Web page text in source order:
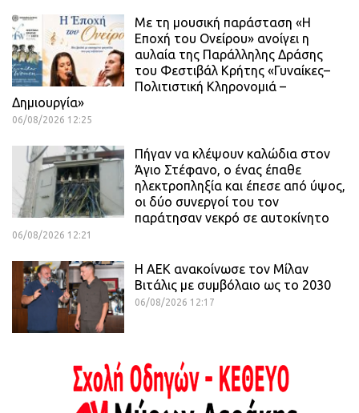
Με τη μουσική παράσταση «Η
Εποχή του Ονείρου» ανοίγει η
αυλαία της Παράλληλης Δράσης
του Φεστιβάλ Κρήτης «Γυναίκες–
Πολιτιστική Κληρονομιά –
Δημιουργία»
06/08/2026 12:25
Πήγαν να κλέψουν καλώδια στον
Άγιο Στέφανο, ο ένας έπαθε
ηλεκτροπληξία και έπεσε από ύψος,
οι δύο συνεργοί του τον
παράτησαν νεκρό σε αυτοκίνητο
06/08/2026 12:21
H ΑΕΚ ανακοίνωσε τον Μίλαν
Βιτάλις με συμβόλαιο ως το 2030
06/08/2026 12:17